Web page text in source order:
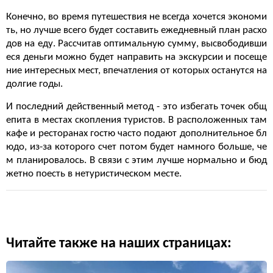
Конечно, во время путешествия не всегда хочется экономи
ть, но лучше всего будет составить ежедневный план расхо
дов на еду. Рассчитав оптимальную сумму, высвободивши
еся деньги можно будет направить на экскурсии и посеще
ние интересных мест, впечатления от которых останутся на
долгие годы.
И последний действенный метод - это избегать точек общ
епита в местах скопления туристов. В расположенных там
кафе и ресторанах гостю часто подают дополнительное бл
юдо, из-за которого счет потом будет намного больше, че
м планировалось. В связи с этим лучше нормально и бюд
жетно поесть в нетуристическом месте.
Читайте также на наших страницах: